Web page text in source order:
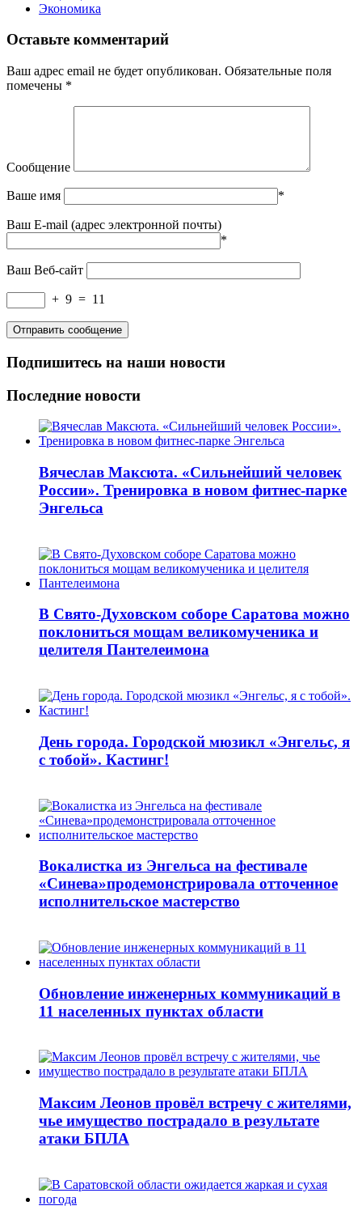
Экономика
Оставьте комментарий
Ваш адрес email не будет опубликован. Обязательные поля
помечены *
Сообщение
Ваше имя *
Ваш E-mail (адрес электронной почты)
*
Ваш Веб-сайт
+ 9 = 11
Подпишитесь на наши новости
Последние новости
Вячеслав Максюта. «Сильнейший человек
России». Тренировка в новом фитнес-парке
Энгельса
В Свято-Духовском соборе Саратова можно
поклониться мощам великомученика и
целителя Пантелеимона
День города. Городской мюзикл «Энгельс, я
с тобой». Кастинг!
Вокалистка из Энгельса на фестивале
«Синева»продемонстрировала отточенное
исполнительское мастерство
Обновление инженерных коммуникаций в
11 населенных пунктах области
Максим Леонов провёл встречу с жителями,
чье имущество пострадало в результате
атаки БПЛА